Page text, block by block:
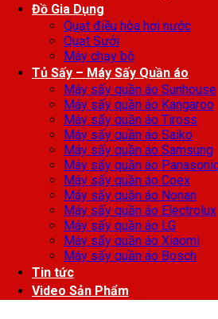
Đồ Gia Dụng
Quạt điều hòa hơi nước
Quạt Sưởi
Máy chạy bộ
Tủ Sấy – Máy Sấy Quần áo
Máy sấy quần áo Sunhouse
Máy sấy quần áo Kangaroo
Máy sấy quần áo Tiross
Máy sấy quần áo Saiko
Máy sấy quần áo Samsung
Máy sấy quần áo
Máy sấy quần áo Coex
Máy sấy quần áo Nonan
Máy sấy quần áo Electrolux
Máy sấy quần áo LG
Máy sấy quần áo Xiaomi
Máy sấy quần áo Bosch
Tin tức
Video Sản Phẩm